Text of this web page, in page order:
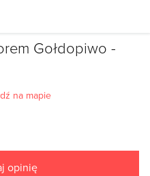
Gołdopiwo -
na mapie
opinię